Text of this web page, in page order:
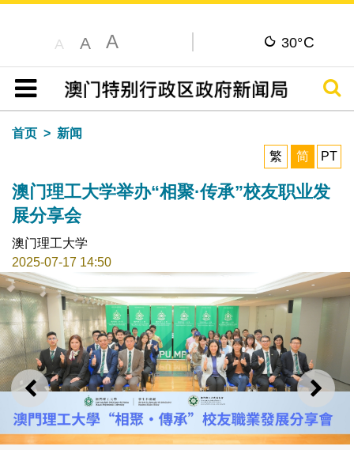
A A A 30°C
目录
搜寻
首页
新闻
繁
简 PT
澳门理工大学举办“相聚·传承”校友职业发
展分享会
澳门理工大学
2025-07-17 14:50
上一则 下一